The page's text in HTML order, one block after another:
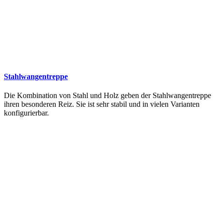
Stahlwangentreppe
Die Kombination von Stahl und Holz geben der Stahlwangentreppe
ihren besonderen Reiz. Sie ist sehr stabil und in vielen Varianten
konfigurierbar.